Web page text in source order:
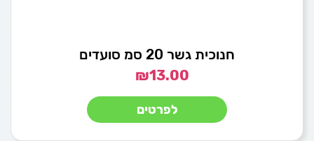
חנוכית גשר 20 סמ סועדים
₪13.00
לפרטים